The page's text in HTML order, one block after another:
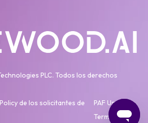
PLC. Todos los derechos
de los solicitantes de
PAF User
Terms